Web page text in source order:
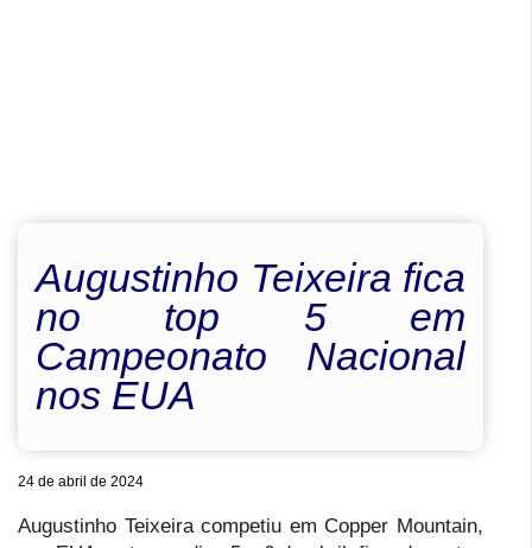
Augustinho Teixeira fica
no top 5 em
Campeonato Nacional
nos EUA
24 de abril de 2024
Augustinho Teixeira competiu em Copper Mountain,